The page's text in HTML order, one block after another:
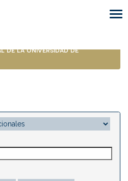
de la Universidad de